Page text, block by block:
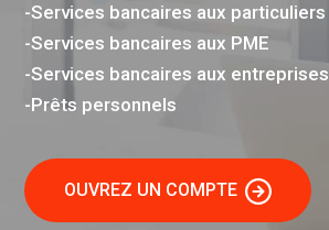
-Services bancaires aux particuliers
-Services bancaires aux PME
-Services bancaires aux entreprises
-Prêts personnels
OUVREZ UN COMPTE